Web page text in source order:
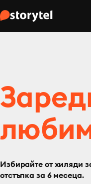
Избирайте от хиляди
отстъпка за 6 месеца.